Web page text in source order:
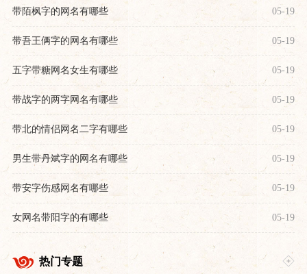
带陌枫字的网名有哪些 05-19
带吾王俩字的网名有哪些 05-19
五字带糖网名女生有哪些 05-19
带战字的两字网名有哪些 05-19
带北的情侣网名二字有哪些 05-19
男生带丹斌字的网名有哪些 05-19
带安字伤感网名有哪些 05-19
女网名带阳字的有哪些 05-19
热门专题